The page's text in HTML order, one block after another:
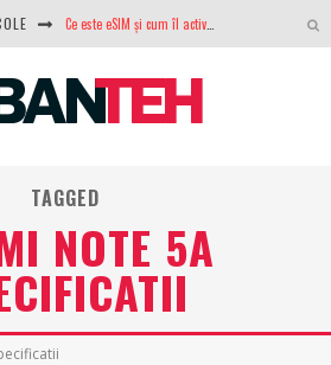
Analiza producției fotovoltaice în România – cât produce un sistem solar pe timp de iarnă?
TAGGED
NOTE 5A